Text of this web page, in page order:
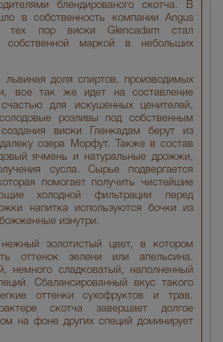
блендированого скотча. В
в собственность компании Angus
тех пор виски Glencadam стал
собственной маркой в небольших
львиная доля спиртов, производимых
все так же идет на составление
для искушенных ценителей,
розливы под собственным
виски Гленкадам берут из
озера Морфут. Также в состав
ячмень и натуральные дрожжи,
сусла. Сырье подвергается
помогает получить чистейшие
холодной фильтрации перед
напитка используются бочки из
изнутри.
золотистый цвет, в котором
оттенок зелени или апельсина.
немного сладковатый, наполненный
Сбалансированный вкус такого
оттенки сухофруктов и трав.
скотча завершает долгое
на фоне других специй доминирует